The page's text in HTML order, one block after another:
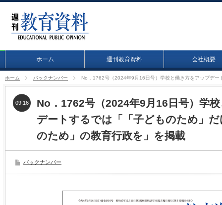
ホーム 週刊教育資料 会社概要
ホーム バックナンバー No．1762号（2024年9月16日号）学校と働き方をアップデ
No．1762号（2024年9月16日号）学
デートするでは「「子どものため」
のため」の教育行政を」を掲載
09.16
バックナンバー